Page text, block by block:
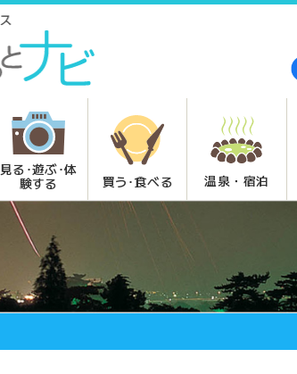
見る･遊ぶ･体
験する
買う･食べる 温泉・宿泊